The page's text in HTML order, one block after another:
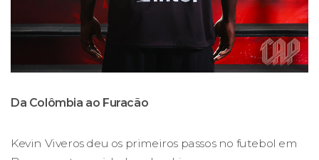
Da Colômbia ao Furacão
Kevin Viveros deu os primeiros passos no futebol em